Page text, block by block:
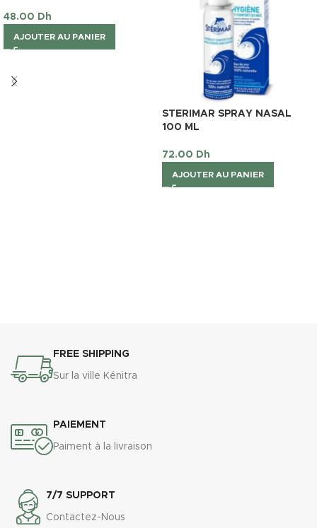
48.00 Dh
AJOUTER AU PANIER
STERIMAR SPRAY NASAL
100 ML
72.00 Dh
AJOUTER AU PANIER
FREE SHIPPING
Sur la ville Kénitra
PAIEMENT
Paiment à la livraison
7/7 SUPPORT
Contactez-Nous